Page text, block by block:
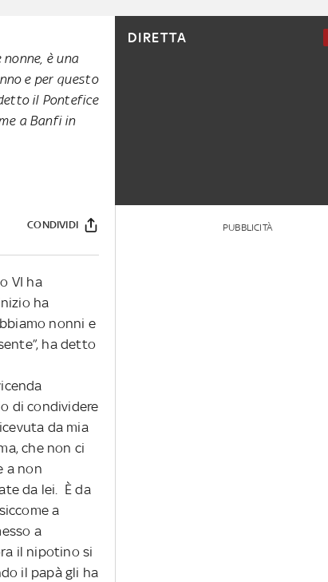
è una
e per questo
il Pontefice
a Banfi in
CONDIVIDI
VI ha
ha
nonni e
ha detto
di condividere
da mia
che non ci
a non
da lei. È da
a
a
il nipotino si
il papà gli ha
DIRETTA
PUBBLICITÀ